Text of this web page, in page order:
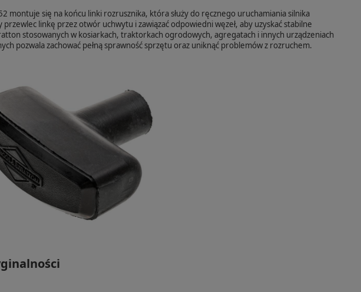
montuje się na końcu linki rozrusznika, która służy do ręcznego uruchamiania silnika
linkę przez otwór uchwytu i zawiązać odpowiedni węzeł, aby uzyskać stabilne
stosowanych w kosiarkach, traktorkach ogrodowych, agregatach i innych urządzeniach
pozwala zachować pełną sprawność sprzętu oraz uniknąć problemów z rozruchem.